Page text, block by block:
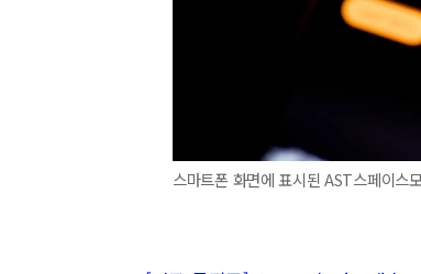
스마트폰 화면에 표시된 AST스페이스